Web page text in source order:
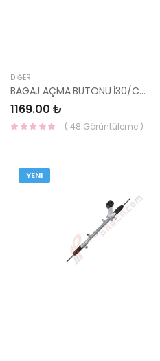
DIĞER
BAGAJ AÇMA BUTONU İ30/CEED SW 81260-A6200-HMC
1169.00 ₺
( 48 Görüntüleme )
YENI